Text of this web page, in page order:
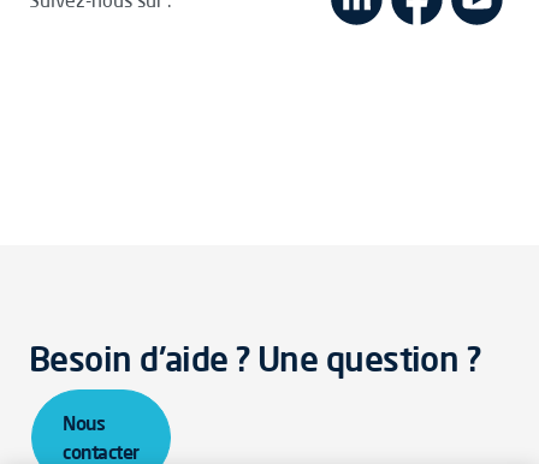
Besoin d'aide ? Une question ?
Nous
contacter